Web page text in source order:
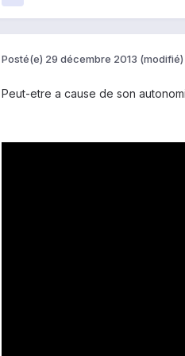
Posté(e) 29 décembre 2013 (modifié)
Peut-etre a cause de son